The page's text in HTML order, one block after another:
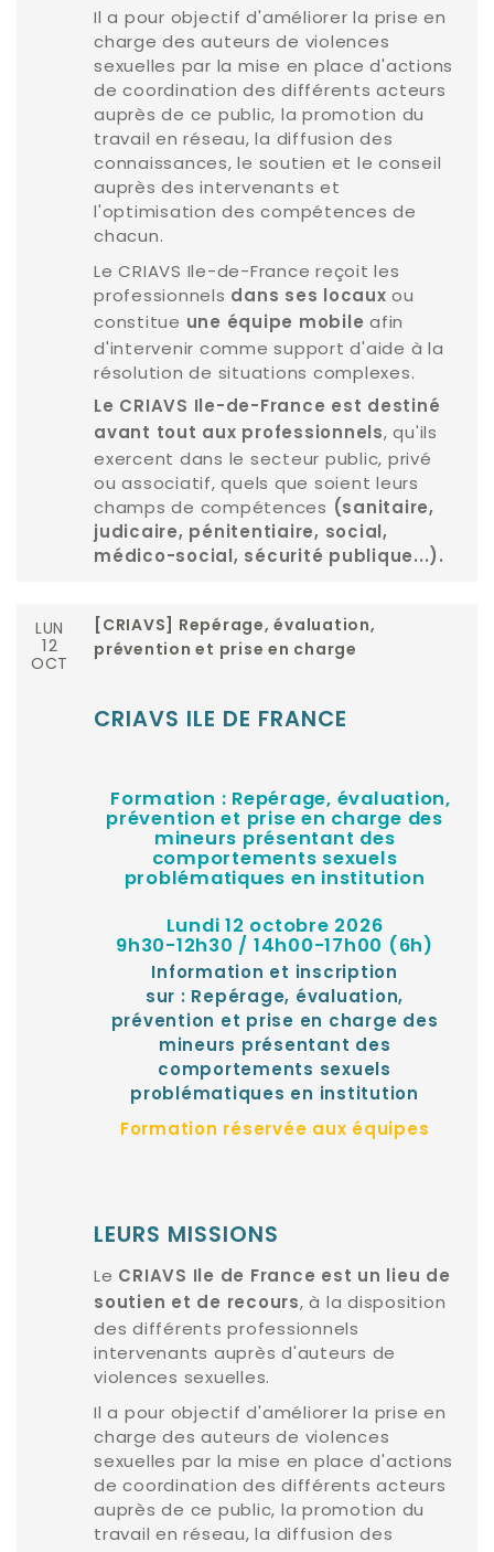
Il a pour objectif d'améliorer la prise en
charge des auteurs de violences
sexuelles par la mise en place d'actions
de coordination des différents acteurs
auprès de ce public, la promotion du
travail en réseau, la diffusion des
connaissances, le soutien et le conseil
auprès des intervenants et
l'optimisation des compétences de
chacun.
Le CRIAVS Ile-de-France reçoit les
professionnels dans ses locaux ou
constitue une équipe mobile afin
d'intervenir comme support d'aide à la
résolution de situations complexes.
Le CRIAVS Ile-de-France est destiné
avant tout aux professionnels, qu'ils
exercent dans le secteur public, privé
ou associatif, quels que soient leurs
champs de compétences (sanitaire,
judicaire, pénitentiaire, social,
médico-social, sécurité publique...).
LUN
12
OCT
[CRIAVS] Repérage, évaluation,
prévention et prise en charge
CRIAVS ILE DE FRANCE
Formation : Repérage, évaluation,
prévention et prise en charge des
mineurs présentant des
comportements sexuels
problématiques en institution
Lundi 12 octobre 2026
9h30-12h30 / 14h00-17h00 (6h)
Information et inscription
sur : Repérage, évaluation,
prévention et prise en charge des
mineurs présentant des
comportements sexuels
problématiques en institution
Formation réservée aux équipes
LEURS MISSIONS
Le CRIAVS Ile de France est un lieu de
soutien et de recours, à la disposition
des différents professionnels
intervenants auprès d'auteurs de
violences sexuelles.
Il a pour objectif d'améliorer la prise en
charge des auteurs de violences
sexuelles par la mise en place d'actions
de coordination des différents acteurs
auprès de ce public, la promotion du
travail en réseau, la diffusion des